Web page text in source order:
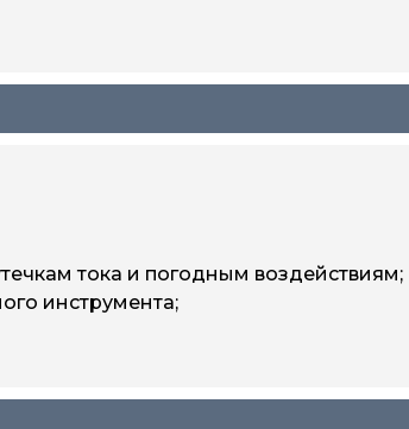
тока и погодным воздействиям;
инструмента;